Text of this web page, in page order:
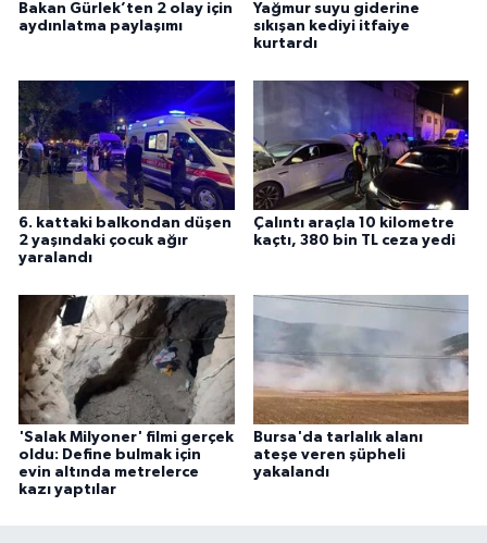
Bakan Gürlek’ten 2 olay için
aydınlatma paylaşımı
Yağmur suyu giderine
sıkışan kediyi itfaiye
kurtardı
6. kattaki balkondan düşen
2 yaşındaki çocuk ağır
yaralandı
Çalıntı araçla 10 kilometre
kaçtı, 380 bin TL ceza yedi
'Salak Milyoner' filmi gerçek
oldu: Define bulmak için
evin altında metrelerce
kazı yaptılar
Bursa'da tarlalık alanı
ateşe veren şüpheli
yakalandı